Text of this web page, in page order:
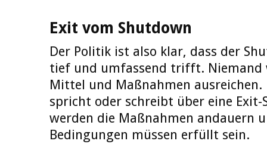
Exit vom Shutdown
Der Politik ist also klar, dass der
tief und umfassend trifft. Niemand
Mittel und Maßnahmen
spricht oder schreibt über eine Exit-
werden die Maßnahmen andauern
Bedingungen müssen erfüllt sein.